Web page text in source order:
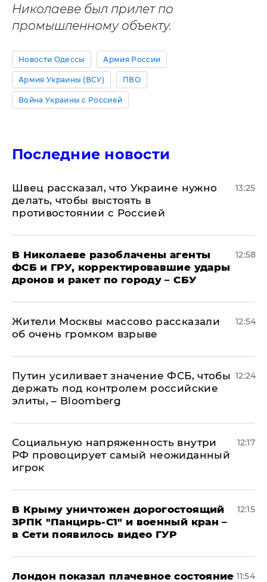
Николаеве был прилет по
промышленному объекту.
Новости Одессы Армия России
Армия Украины (ВСУ) ПВО
Война Украины с Россией
Последние новости
Швец рассказал, что Украине нужно
делать, чтобы выстоять в
противостоянии с Россией
13:25
В Николаеве разоблачены агенты
ФСБ и ГРУ, корректировавшие удары
дронов и ракет по городу – СБУ
12:58
Жители Москвы массово рассказали
об очень громком взрыве
12:54
Путин усиливает значение ФСБ, чтобы
держать под контролем российские
элиты, – Bloomberg
12:24
Социальную напряженность внутри
РФ провоцирует самый неожиданный
игрок
12:17
В Крыму уничтожен дорогостоящий
ЗРПК "Панцирь-С1" и военный кран –
в Сети появилось видео ГУР
12:15
Лондон показал плачевное состояние 11:54